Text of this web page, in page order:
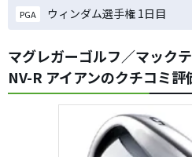
PGA ウィンダム選手権 1日目
マグレガーゴルフ／マック
NV-R アイアンのクチコミ評